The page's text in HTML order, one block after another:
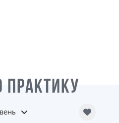
ПРАКТИКУ